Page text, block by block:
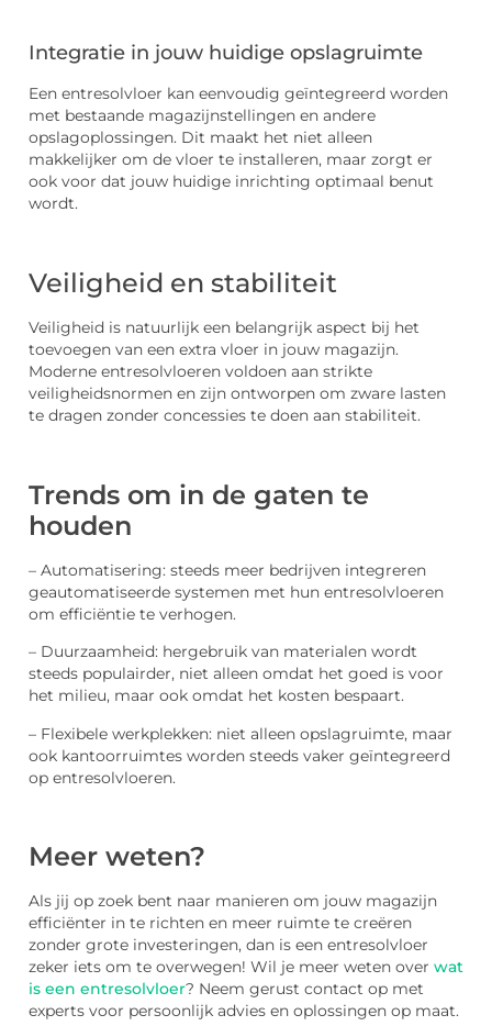
Integratie in jouw huidige opslagruimte
Een entresolvloer kan eenvoudig geïntegreerd worden
met bestaande magazijnstellingen en andere
opslagoplossingen. Dit maakt het niet alleen
makkelijker om de vloer te installeren, maar zorgt er
ook voor dat jouw huidige inrichting optimaal benut
wordt.
Veiligheid en stabiliteit
Veiligheid is natuurlijk een belangrijk aspect bij het
toevoegen van een extra vloer in jouw magazijn.
Moderne entresolvloeren voldoen aan strikte
veiligheidsnormen en zijn ontworpen om zware lasten
te dragen zonder concessies te doen aan stabiliteit.
Trends om in de gaten te
houden
– Automatisering: steeds meer bedrijven integreren
geautomatiseerde systemen met hun entresolvloeren
om efficiëntie te verhogen.
– Duurzaamheid: hergebruik van materialen wordt
steeds populairder, niet alleen omdat het goed is voor
het milieu, maar ook omdat het kosten bespaart.
– Flexibele werkplekken: niet alleen opslagruimte, maar
ook kantoorruimtes worden steeds vaker geïntegreerd
op entresolvloeren.
Meer weten?
Als jij op zoek bent naar manieren om jouw magazijn
efficiënter in te richten en meer ruimte te creëren
zonder grote investeringen, dan is een entresolvloer
zeker iets om te overwegen! Wil je meer weten over wat
is een entresolvloer? Neem gerust contact op met
experts voor persoonlijk advies en oplossingen op maat.